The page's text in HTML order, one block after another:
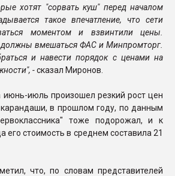
хотят "сорвать куш" перед началом
такое впечатление, что сети
моментом и взвинтили цены.
вмешаться ФАС и Минпромторг.
и навести порядок с ценами на
-сказал Миронов.
июнь-июль произошел резкий рост цен
карандаши, в прошлом году, по данным
тоже подорожал, и к
его стоимость в среднем составила 21
что, по словам представителей